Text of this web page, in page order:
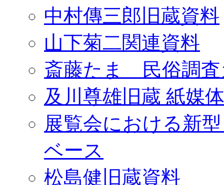
中村傳三郎旧蔵資料
山下菊二関連資料
斎藤たま 民俗調査
及川尊雄旧蔵 紙媒
展覧会における新
ベース
松島健旧蔵資料